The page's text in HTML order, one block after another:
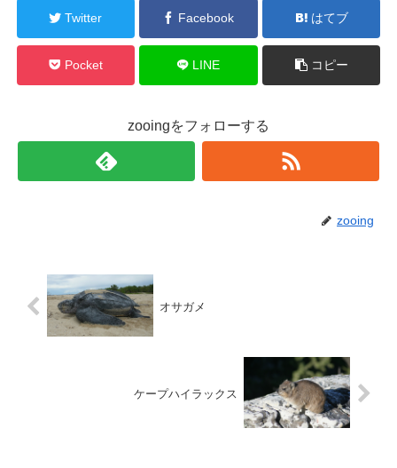
Twitter Facebook はてブ
Pocket LINE コピー
zooingをフォローする
zooing
オサガメ
ケープハイラックス